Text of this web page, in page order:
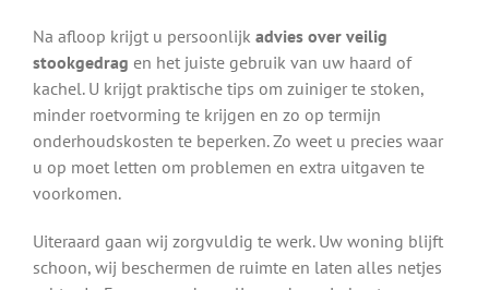
Na afloop krijgt u persoonlijk advies over veilig
stookgedrag en het juiste gebruik van uw haard of
kachel. U krijgt praktische tips om zuiniger te stoken,
minder roetvorming te krijgen en zo op termijn
onderhoudskosten te beperken. Zo weet u precies waar
u op moet letten om problemen en extra uitgaven te
voorkomen.
Uiteraard gaan wij zorgvuldig te werk. Uw woning blijft
schoon, wij beschermen de ruimte en laten alles netjes